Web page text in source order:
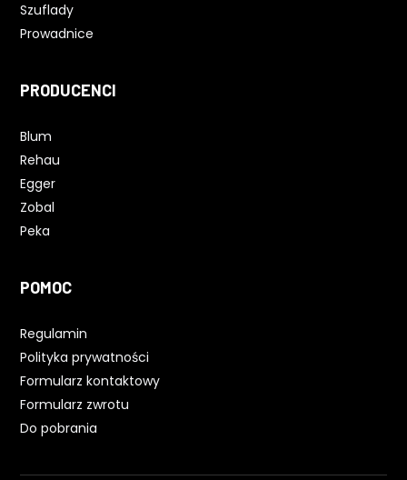
Szuflady
Prowadnice
PRODUCENCI
Blum
Rehau
Egger
Zobal
Peka
POMOC
Regulamin
Polityka prywatności
Formularz kontaktowy
Formularz zwrotu
Do pobrania